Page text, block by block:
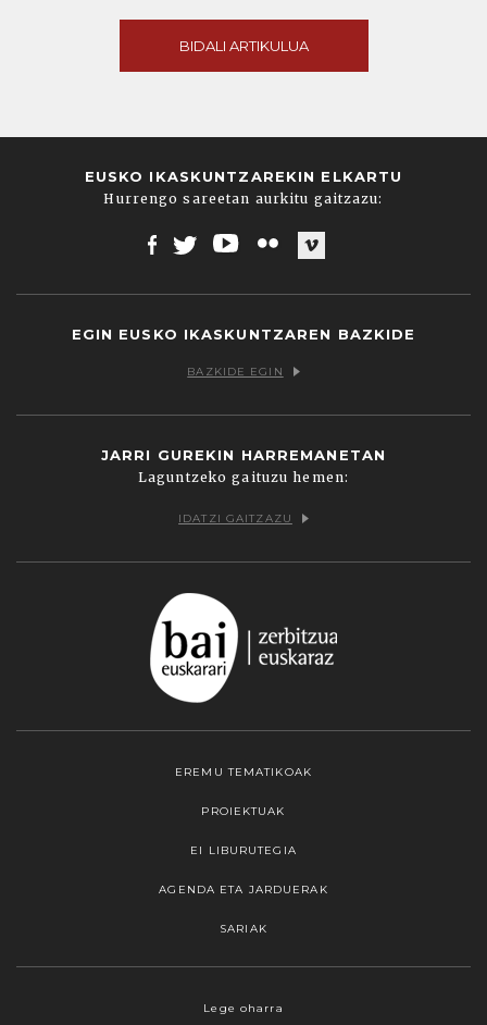
BIDALI ARTIKULUA
EUSKO IKASKUNTZAREKIN ELKARTU
Hurrengo sareetan aurkitu gaitzazu:
EGIN EUSKO IKASKUNTZAREN BAZKIDE
BAZKIDE EGIN
JARRI GUREKIN HARREMANETAN
Laguntzeko gaituzu hemen:
IDATZI GAITZAZU
EREMU TEMATIKOAK
PROIEKTUAK
EI LIBURUTEGIA
AGENDA ETA JARDUERAK
SARIAK
Lege oharra
Webgune honek cookieak erabiltzen ditu,